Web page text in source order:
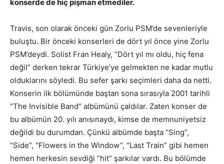
konserde de hiç pişman etmediler.
Travis, son olarak önceki gün Zorlu PSM’de sevenleriyle
buluştu. Bir önceki konserleri de dört yıl önce yine Zorlu
PSM’deydi. Solist Fran Healy, “Dört yıl mı oldu, hiç fena
değil” derken tekrar Türkiye’ye gelmekten ne kadar mutlu
olduklarını söyledi. Bu sefer şarkı seçimleri daha da netti.
Konserin ilk bölümünde baştan sona sırasıyla 2001 tarihli
“The Invisible Band” albümünü çaldılar. Zaten konser de
bu albümün 20. yılı anısınaydı, kimse de memnuniyetsiz
değildi bu durumdan. Çünkü albümde başta “Sing”,
“Side”, “Flowers in the Window”, “Last Train” gibi hemen
hemen herkesin sevdiği “hit” şarkılar vardı. Bu bölümde